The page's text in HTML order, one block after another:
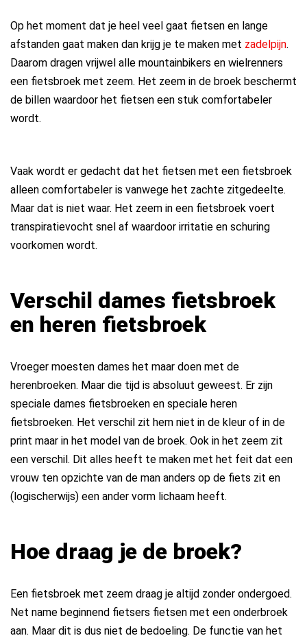
Op het moment dat je heel veel gaat fietsen en lange
afstanden gaat maken dan krijg je te maken met zadelpijn.
Daarom dragen vrijwel alle mountainbikers en wielrenners
een fietsbroek met zeem. Het zeem in de broek beschermt
de billen waardoor het fietsen een stuk comfortabeler
wordt.
Vaak wordt er gedacht dat het fietsen met een fietsbroek
alleen comfortabeler is vanwege het zachte zitgedeelte.
Maar dat is niet waar. Het zeem in een fietsbroek voert
transpiratievocht snel af waardoor irritatie en schuring
voorkomen wordt.
Verschil dames fietsbroek
en heren fietsbroek
Vroeger moesten dames het maar doen met de
herenbroeken. Maar die tijd is absoluut geweest. Er zijn
speciale dames fietsbroeken en speciale heren
fietsbroeken. Het verschil zit hem niet in de kleur of in de
print maar in het model van de broek. Ook in het zeem zit
een verschil. Dit alles heeft te maken met het feit dat een
vrouw ten opzichte van de man anders op de fiets zit en
(logischerwijs) een ander vorm lichaam heeft.
Hoe draag je de broek?
Een fietsbroek met zeem draag je altijd zonder ondergoed.
Net name beginnend fietsers fietsen met een onderbroek
aan. Maar dit is dus niet de bedoeling. De functie van het